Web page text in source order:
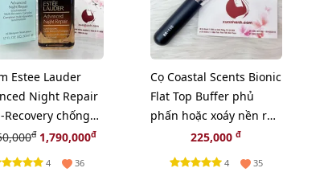
Estee Lauder
Night Repair
chống
chuyên sâu,
đ1,790,000đ
4 36
Cọ Coastal Scents Bionic
Flat Top Buffer phủ
phấn hoặc xoáy nền rất
225,000đ
4 35